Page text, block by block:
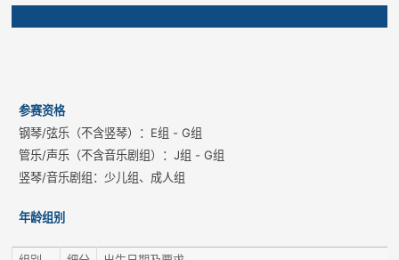
参赛资格
钢琴/弦乐（不含竖琴）：E组 - G组
管乐/声乐（不含音乐剧组）：J组 - G组
竖琴/音乐剧组：少儿组、成人组
年龄组别